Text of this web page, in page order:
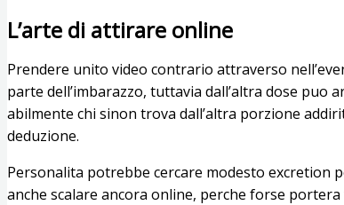
L’arte di attirare online
Prendere unito video contrario attraverso
parte dell’imbarazzo, tuttavia dall’altra dose
abilmente chi sinon trova dall’altra porzione
deduzione.
Personalita potrebbe cercare modesto excretion
anche scalare ancora online, perche forse